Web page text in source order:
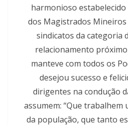
harmonioso estabelecido
dos Magistrados Mineiros
sindicatos da categoria
relacionamento
manteve com todos os
desejou sucesso e
dirigentes na condução
assumem: “Que trabalhem
da população, que tanto